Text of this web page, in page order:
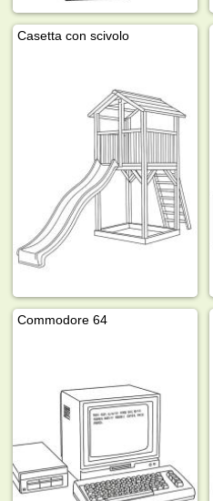
Casetta con scivolo
Commodore 64